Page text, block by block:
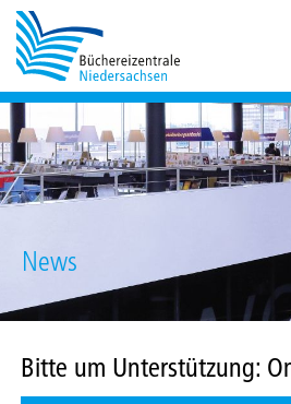
News
Bitte um Unterstützung: